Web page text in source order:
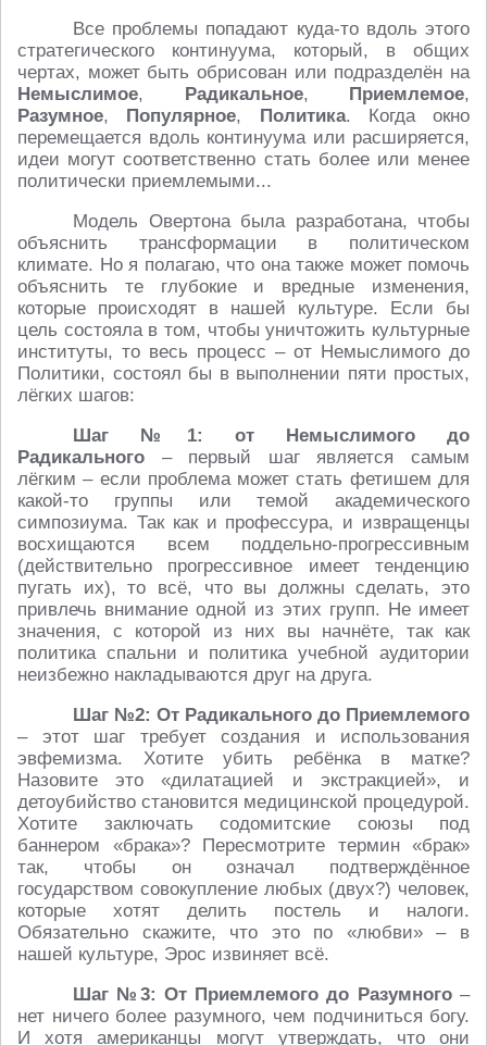
Все проблемы попадают куда-то вдоль этого
стратегического континуума, который, в общих
чертах, может быть обрисован или подразделён на
Немыслимое, Радикальное, Приемлемое,
Разумное, Популярное, Политика. Когда окно
перемещается вдоль континуума или расширяется,
идеи могут соответственно стать более или менее
политически приемлемыми...
Модель Овертона была разработана, чтобы
объяснить трансформации в политическом
климате. Но я полагаю, что она также может помочь
объяснить те глубокие и вредные изменения,
которые происходят в нашей культуре. Если бы
цель состояла в том, чтобы уничтожить культурные
институты, то весь процесс – от Немыслимого до
Политики, состоял бы в выполнении пяти простых,
лёгких шагов:
Шаг №1:
от Немыслимого до
Радикального – первый шаг является самым
лёгким – если проблема может стать фетишем для
какой-то группы или темой академического
симпозиума. Так как и профессура, и извращенцы
восхищаются всем поддельно-прогрессивным
(действительно прогрессивное имеет тенденцию
пугать их), то всё, что вы должны сделать, это
привлечь внимание одной из этих групп. Не имеет
значения, с которой из них вы начнёте, так как
политика спальни и политика учебной аудитории
неизбежно накладываются друг на друга.
Шаг №2: От Радикального до Приемлемого
– этот шаг требует создания и использования
эвфемизма. Хотите убить ребёнка в матке?
Назовите это «дилатацией и экстракцией», и
детоубийство становится медицинской процедурой.
Хотите заключать содомитские союзы под
баннером «брака»? Пересмотрите термин «брак»
так, чтобы он означал подтверждённое
государством совокупление любых (двух?) человек,
которые хотят делить постель и налоги.
Обязательно скажите, что это по «любви» – в
нашей культуре, Эрос извиняет всё.
Шаг №3: От Приемлемого до Разумного–
нет ничего более разумного, чем подчиниться богу.
И хотя американцы могут утверждать, что они